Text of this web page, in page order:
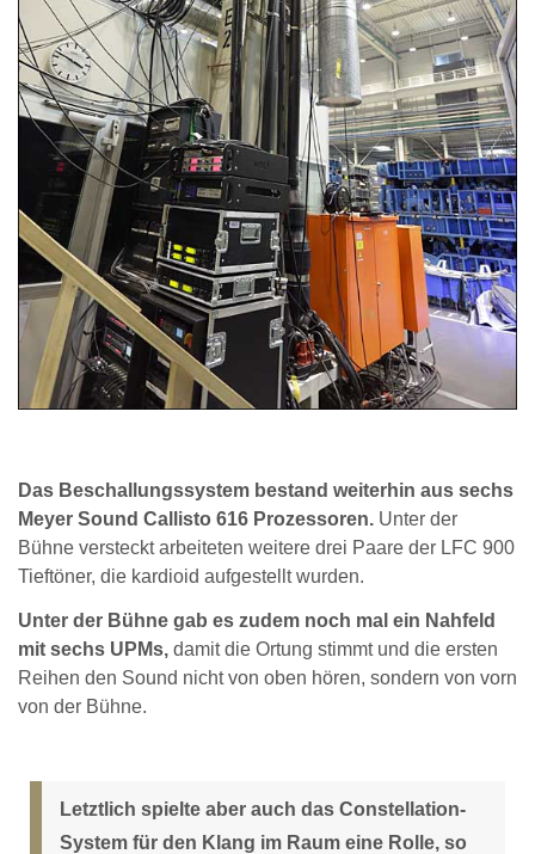
Das Beschallungssystem bestand weiterhin aus sechs
Meyer Sound Callisto 616 Prozessoren. Unter der
Bühne versteckt arbeiteten weitere drei Paare der LFC 900
Tieftöner, die kardioid aufgestellt wurden.
Unter der Bühne gab es zudem noch mal ein Nahfeld
mit sechs UPMs, damit die Ortung stimmt und die ersten
Reihen den Sound nicht von oben hören, sondern von vorn
von der Bühne.
Letztlich spielte aber auch das Constellation-
System für den Klang im Raum eine Rolle, so